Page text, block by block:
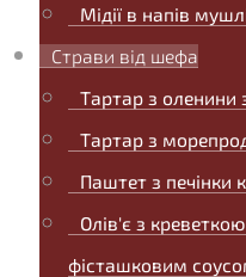
Мідії в напів
Страви від шефа
Тартар з оленини
Тартар з
Паштет з
Олів'є з
фісташковим